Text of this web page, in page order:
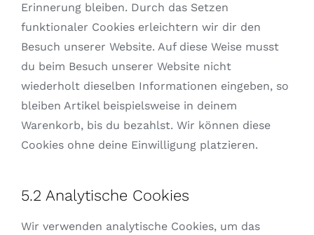
Erinnerung bleiben. Durch das Setzen
funktionaler Cookies erleichtern wir dir den
Besuch unserer Website. Auf diese Weise musst
du beim Besuch unserer Website nicht
wiederholt dieselben Informationen eingeben, so
bleiben Artikel beispielsweise in deinem
Warenkorb, bis du bezahlst. Wir können diese
Cookies ohne deine Einwilligung platzieren.
5.2 Analytische Cookies
Wir verwenden analytische Cookies, um das